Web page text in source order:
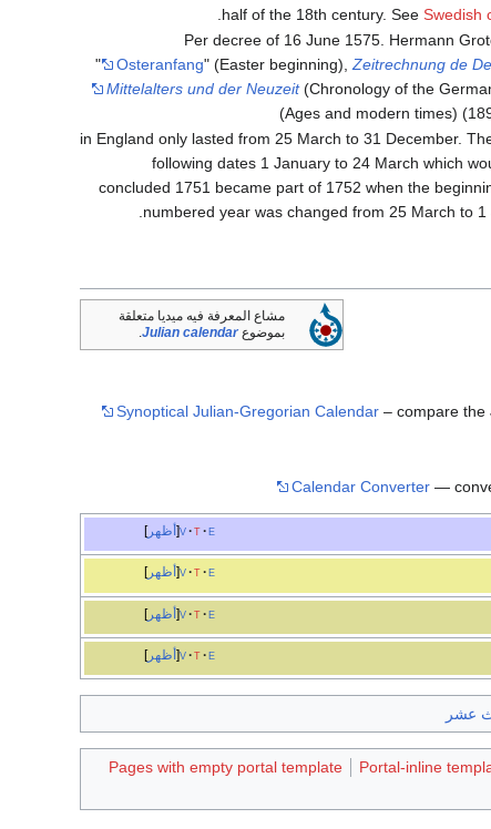
half of the 18th century. SeeSwedish
Per decree of 16 June 1575. Hermann
"
Osteranfang" (Easter beginning),Zeitrechnung de
Mittelalters und der Neuzeit(Chronology of the
Ages and modern times)
1751 in England only lasted from 25 March to 31 December.
following dates 1 January to 24 March which
concluded 1751 became part of 1752 when the
numbered year was changed from 25 March to 1
مشاع المعرفة فيه ميديا متعلقة
بموضوعJulian calendar
.
Synoptical Julian-Gregorian Calendar– compare the
Calendar Converter—
أظهر v t e
أظهر v t e
أظهر v t e
أظهر v t e
عشر
Portal-inline
Pages with empty portal template